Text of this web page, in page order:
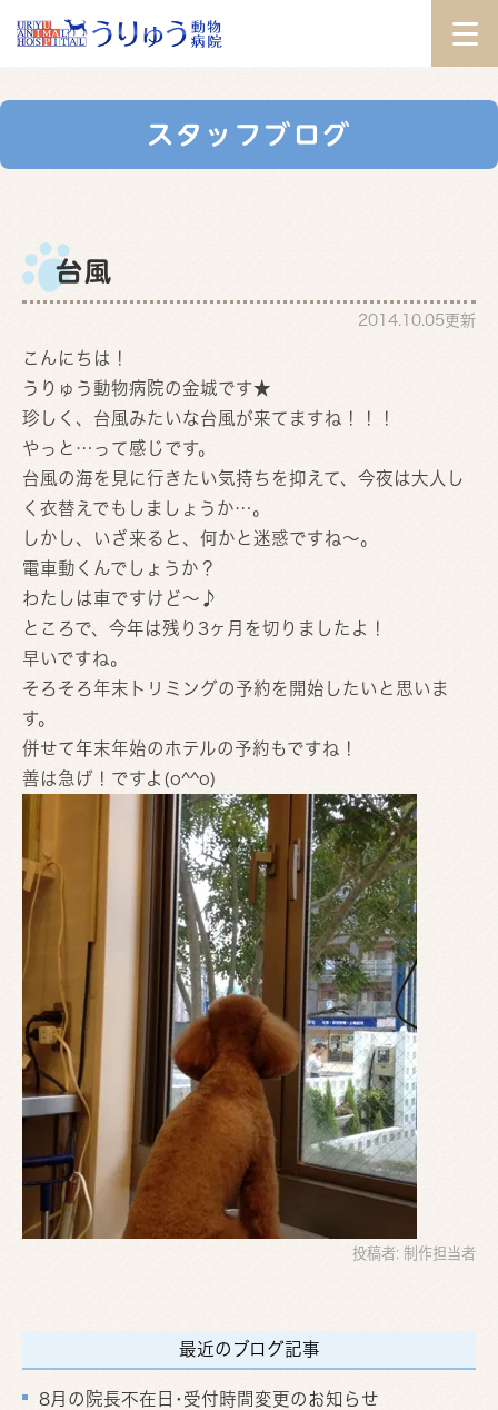
スタッフブログ
台風
2014.10.05更新
こんにちは！
うりゅう動物病院の金城です★
珍しく、台風みたいな台風が来てますね！！！
やっと…って感じです。
台風の海を見に行きたい気持ちを抑えて、今夜は大人し
く衣替えでもしましょうか…。
しかし、いざ来ると、何かと迷惑ですね〜。
電車動くんでしょうか？
わたしは車ですけど〜♪
ところで、今年は残り3ヶ月を切りましたよ！
早いですね。
そろそろ年末トリミングの予約を開始したいと思いま
す。
併せて年末年始のホテルの予約もですね！
善は急げ！ですよ(o^^o)
投稿者: 制作担当者
最近のブログ記事
8月の院長不在日･受付時間変更のお知らせ